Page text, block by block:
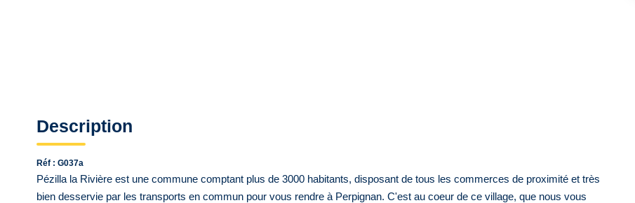
Description
Réf : G037a
Pézilla la Rivière est une commune comptant plus de 3000 habitants, disposant de tous les commerces de proximité et très
bien desservie par les transports en commun pour vous rendre à Perpignan. C'est au coeur de ce village, que nous vous